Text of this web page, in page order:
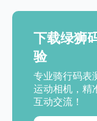
下载绿狮
验
专业骑行码表
运动相机，精
互动交流！